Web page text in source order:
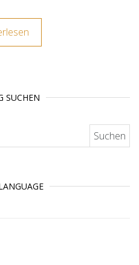
SUCHEN